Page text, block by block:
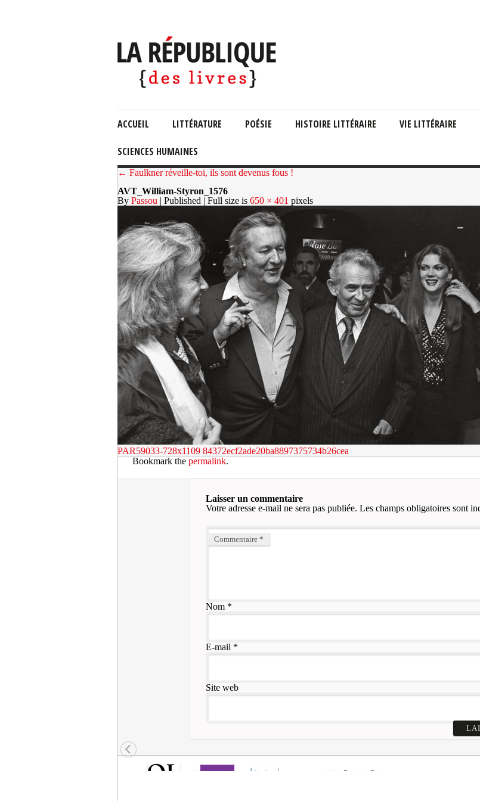
ACCUEIL LITTÉRATURE POÉSIE HISTOIRE LITTÉRAIRE VIE LITTÉRAIRE
SCIENCES HUMAINES
← Faulkner réveille-toi, ils sont devenus fous !
AVT_William-Styron_1576
By Passou | Published | Full size is 650 × 401 pixels
PAR59033-728x1109 84372ecf2ade20ba8897375734b26cea
Bookmark the permalink.
Laisser un commentaire
Votre adresse e-mail ne sera pas publiée. Les champs obligatoires sont
Commentaire *
Nom*
E-mail *
Site web